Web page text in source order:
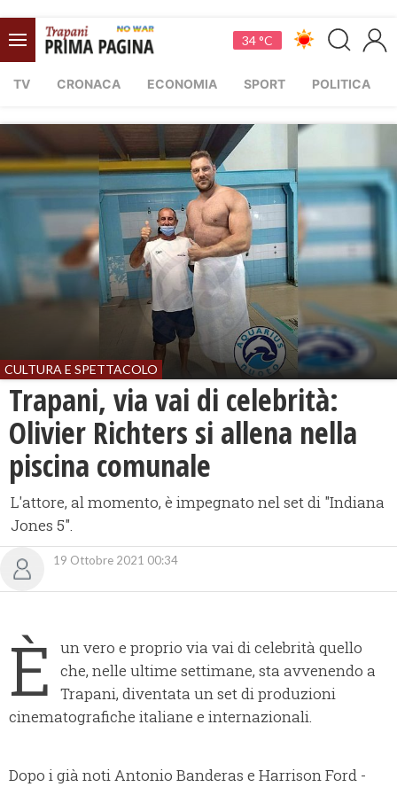
34 °C
TV CRONACA ECONOMIA SPORT POLITICA
CULTURA E SPETTACOLO
Trapani, via vai di celebrità:
Olivier Richters si allena nella
piscina comunale
L'attore, al momento, è impegnato nel set di "Indiana
Jones 5".
19 Ottobre 2021 00:34
È
un vero e proprio via vai di celebrità quello
che, nelle ultime settimane, sta avvenendo a
Trapani, diventata un set di produzioni
cinematografiche italiane e internazionali.
Dopo i già noti Antonio Banderas e Harrison Ford -